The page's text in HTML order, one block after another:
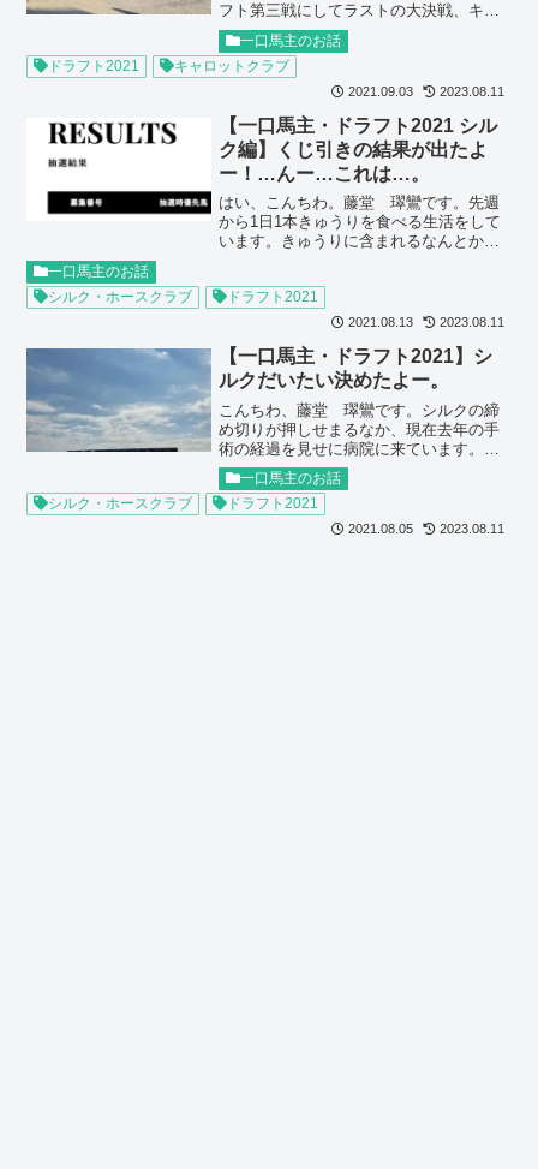
フト第三戦にしてラストの大決戦、キャ
ロットクラブの第1次募集の募集期間が始
まりました！そして今日は早くも申し込
み状況の中間発表（1回目）が予定されて
います。うーん... 2021.09.03 2023.08.11
一口馬主のお話
ドラフト2021
キャロットクラブ
【一口馬主・ドラフト2021 シル
ク編】くじ引きの結果が出たよ
ー！…んー…これは…。
はい、こんちわ。藤堂 璻鸞です。先週
から1日1本きゅうりを食べる生活をして
います。きゅうりに含まれるなんとかっ
1次募集が締め切られましたね！その結果
が早くも本日反映さ...2021.08.13 2023.08.11
一口馬主のお話
シルク・ホースクラブ
ドラフト2021
【一口馬主・ドラフト2021】シ
ルクだいたい決めたよー。
こんちわ、藤堂 璻鸞です。シルクの締
め切りが押しせまるなか、現在去年の手
術の経過を見せに病院に来ています。炎
天下の中、電車とバスを乗り継ぎ1時間。
先ほど診察前に検査もされて既にしおし
おです…。ほんで、診察までまた1〜2時
間は待ちそうで、更な...
2021.08.05 2023.08.11
一口馬主のお話
シルク・ホースクラブ
ドラフト2021